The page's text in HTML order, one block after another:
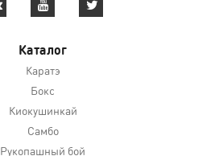
Каталог
Каратэ
Бокс
Киокушинкай
Самбо
Рукопашный бой